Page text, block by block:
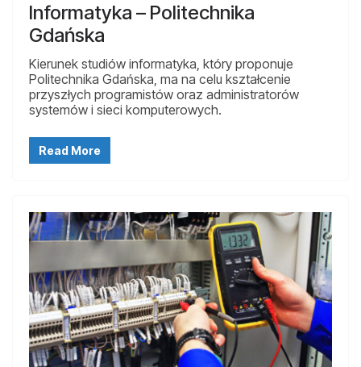
Informatyka – Politechnika
Gdańska
Kierunek studiów informatyka, który proponuje
Politechnika Gdańska, ma na celu kształcenie
przyszłych programistów oraz administratorów
systemów i sieci komputerowych.
Read More